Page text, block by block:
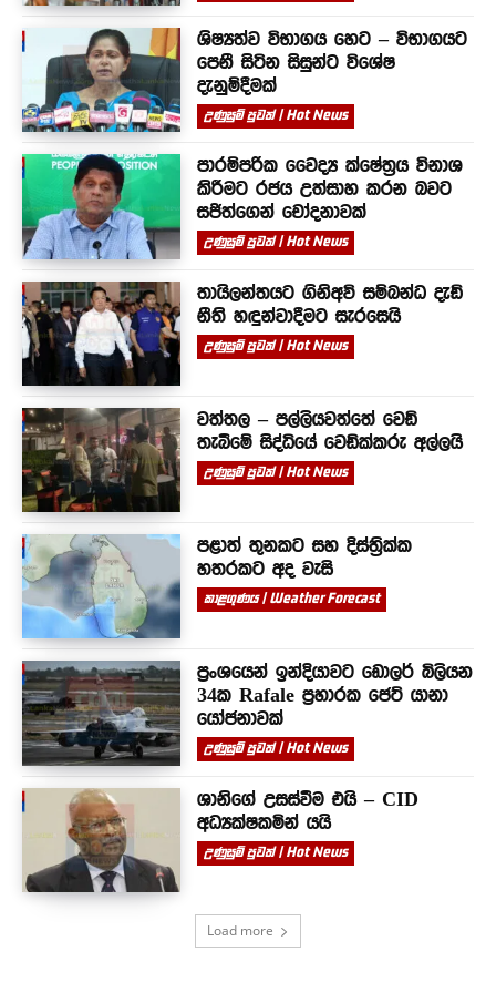
ශිෂ්‍යත්ව විභාගය හෙට – විභාගයට
පෙනී සිටින සිසුන්ට විශේෂ
දැනුම්දීමක්
උණුසුම් පුවත් | Hot News
පාරම්පරික වෛද්‍ය ක්ෂේත්‍රය විනාශ
කිරීමට රජය උත්සාහ කරන බවට
සජිත්ගෙන් චෝදනාවක්
උණුසුම් පුවත් | Hot News
තායිලන්තයට ගිනිඅවි සම්බන්ධ දැඩි
නීති හඳුන්වාදීමට සැරසෙයි
උණුසුම් පුවත් | Hot News
වත්තල – පල්ලියවත්තේ වෙඩි
තැබීමේ සිද්ධියේ වෙඩික්කරු අල්ලයි
උණුසුම් පුවත් | Hot News
පළාත් තුනකට සහ දිස්ත්‍රික්ක
හතරකට අද වැසි
කාළගුණය | Weather Forecast
ප්‍රංශයෙන් ඉන්දියාවට ඩොලර් බිලියන
34ක Rafale ප්‍රහාරක ජෙට් යානා
යෝජනාවක්
උණුසුම් පුවත් | Hot News
ශානිගේ උසස්වීම එයි – CID
අධ්‍යක්ෂකමින් යයි
උණුසුම් පුවත් | Hot News
Load more